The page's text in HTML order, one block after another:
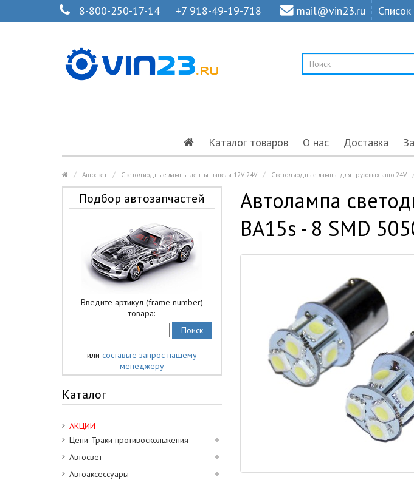
8-800-250-17-14 +7 918-49-19-718 mail@vin23.ru Список
Каталог товаров О нас Доставка
Автосвет Светодиодные лампы-ленты-панели 12V 24V Светодиодные лампы для грузовых авто 24V
Подбор автозапчастей
Введите артикул (frame number)
товара:
или составьте запрос нашему
менеджеру
Каталог
АКЦИИ
Цепи-Траки противоскольжения
Автосвет
Автоаксессуары
Автолампа
BA15s - 8 SMD